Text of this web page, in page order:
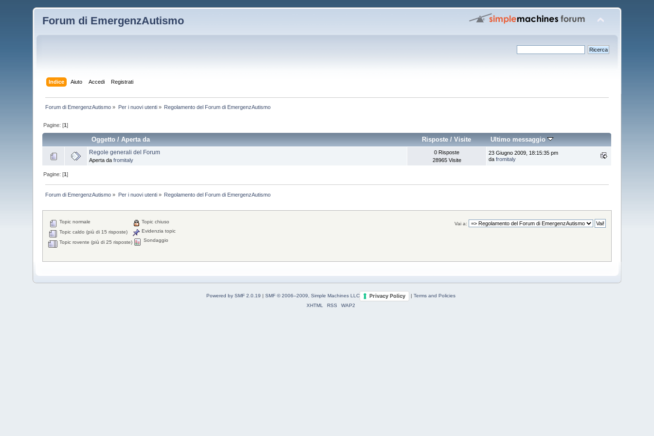
Forum di EmergenzAutismo
Indice Aiuto Accedi Registrati
Forum di EmergenzAutismo » Per i nuovi utenti» Regolamento del Forum di EmergenzAutismo
Pagine: [1]
Oggetto /Aperta da Risposte /Visite Ultimo messaggio
Regole generali del Forum
Aperta dafromitaly
0 Risposte
28965 Visite
23 Giugno 2009, 18:15:35 pm
dafromitaly
Pagine: [1]
Forum di EmergenzAutismo » Per i nuovi utenti» Regolamento del Forum di EmergenzAutismo
Vai a:
Topic normale
Topic caldo (più di 15 risposte)
Topic rovente (più di 25 risposte)
Topic chiuso
Evidenzia topic
Sondaggio
Powered by SMF 2.0.19 SMF © 2006–2009, Simple Machines LLC Privacy Policy
Terms and Policies
XHTML
RSS WAP2